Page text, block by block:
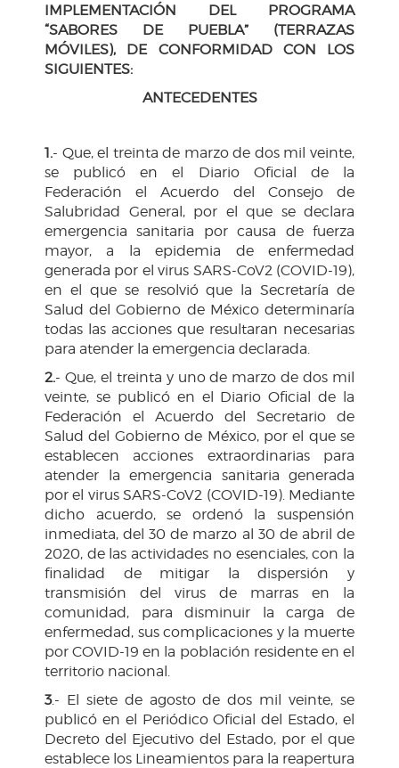
IMPLEMENTACIÓN DEL PROGRAMA
“SABORES DE PUEBLA” (TERRAZAS
MÓVILES), DE CONFORMIDAD CON LOS
SIGUIENTES:
ANTECEDENTES
1.- Que, el treinta de marzo de dos mil veinte,
se publicó en el Diario Oficial de la
Federación el Acuerdo del Consejo de
Salubridad General, por el que se declara
emergencia sanitaria por causa de fuerza
mayor, a la epidemia de enfermedad
generada por el virus SARS-CoV2 (COVID-19),
en el que se resolvió que la Secretaría de
Salud del Gobierno de México determinaría
todas las acciones que resultaran necesarias
para atender la emergencia declarada.
2.- Que, el treinta y uno de marzo de dos mil
veinte, se publicó en el Diario Oficial de la
Federación el Acuerdo del Secretario de
Salud del Gobierno de México, por el que se
establecen acciones extraordinarias para
atender la emergencia sanitaria generada
por el virus SARS-CoV2 (COVID-19). Mediante
dicho acuerdo, se ordenó la suspensión
inmediata, del 30 de marzo al 30 de abril de
2020, de las actividades no esenciales, con la
finalidad de mitigar la dispersión y
transmisión del virus de marras en la
comunidad, para disminuir la carga de
enfermedad, sus complicaciones y la muerte
por COVID-19 en la población residente en el
territorio nacional.
3.- El siete de agosto de dos mil veinte, se
publicó en el Periódico Oficial del Estado, el
Decreto del Ejecutivo del Estado, por el que
establece los Lineamientos para la reapertura